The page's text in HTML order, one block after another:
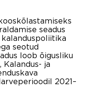
seadus
seotud
loob õigusliku
Kalandus- ja
2021–